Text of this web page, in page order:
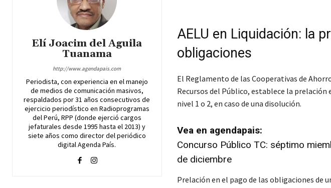
Elí Joacim del Aguila
Tuanama
http://www.agendapais.com
Periodista, con experiencia en el manejo
de medios de comunicación masivos,
respaldados por 31 años consecutivos de
ejercicio periodístico en Radioprogramas
del Perú, RPP (donde ejerció cargos
jefaturales desde 1995 hasta el 2013) y
siete años como director del periódico
digital Agenda País.
AELU en Liquidación: la
obligaciones
El Reglamento de las Cooperativas de
Recursos del Público, establece la prelación
nivel 1 o 2, en caso de una disolución.
Vea en agendapais:
Concurso Público TC: séptimo
de diciembre
Prelación en el pago de las obligaciones de